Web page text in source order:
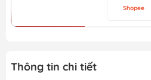
Shopee
Thông tin chi tiết